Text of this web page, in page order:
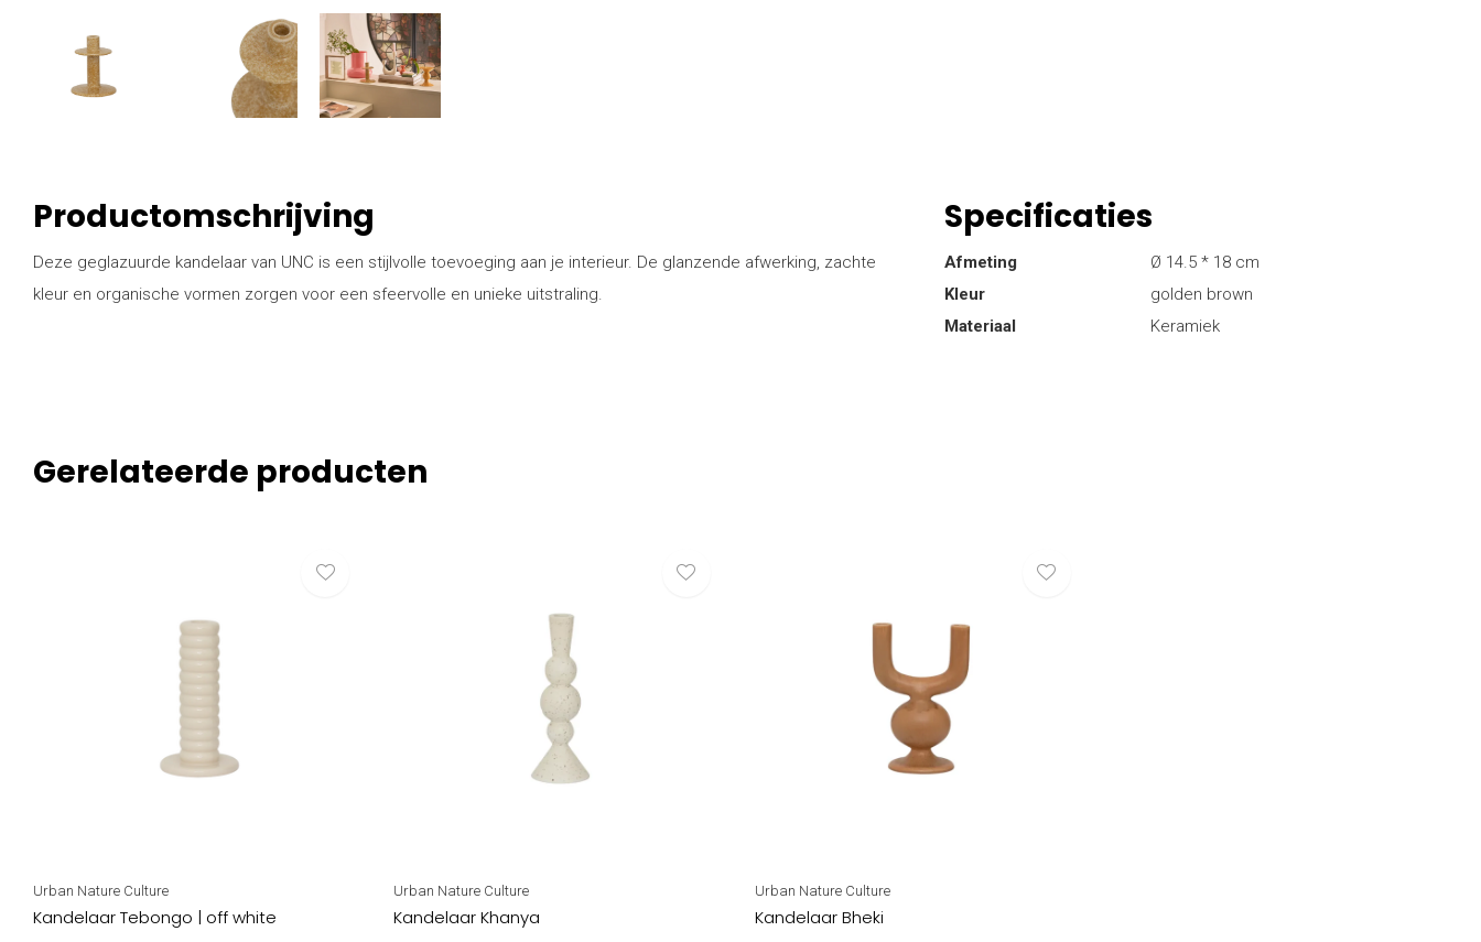
Productomschrijving
Deze geglazuurde kandelaar van UNC is een stijlvolle toevoeging aan je interieur. De glanzende afwerking, zachte
kleur en organische vormen zorgen voor een sfeervolle en unieke uitstraling.
Specificaties
Afmeting
Ø 14.5 * 18 cm
Kleur
golden brown
Materiaal
Keramiek
Gerelateerde producten
Urban Nature Culture
Kandelaar Tebongo | off white
Urban Nature Culture
Kandelaar Khanya
Urban Nature Culture
Kandelaar Bheki